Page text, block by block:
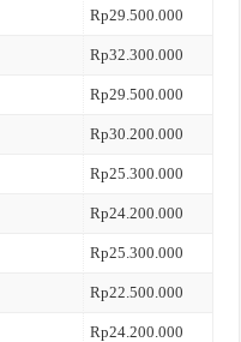
Rp29.500.000
Rp32.300.000
Rp29.500.000
Rp30.200.000
Rp25.300.000
Rp24.200.000
Rp25.300.000
Rp22.500.000
Rp24.200.000